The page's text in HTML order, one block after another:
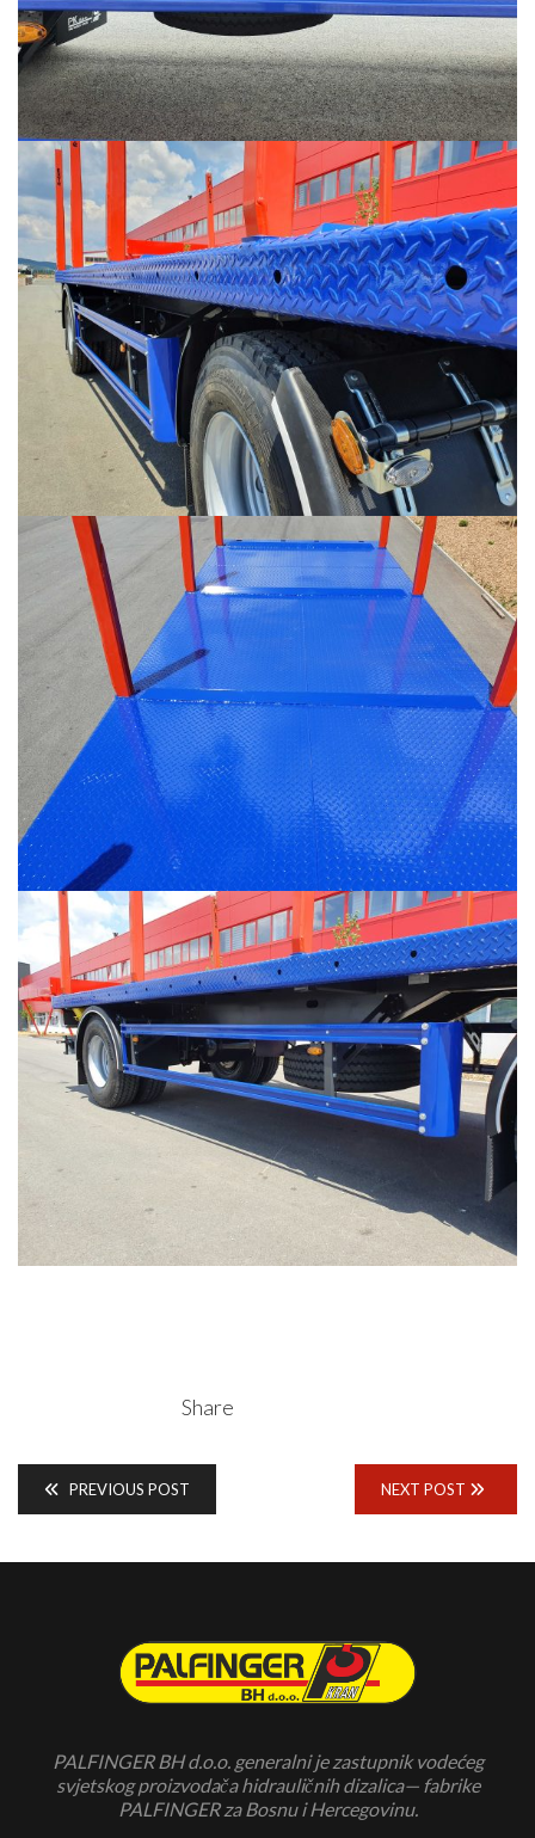
Share
PREVIOUS POST NEXT POST
PALFINGER BH d.o.o. generalni je zastupnik vodećeg
svjetskog proizvodača hidrauličnih dizalica— fabrike
PALFINGER za Bosnu i Hercegovinu.